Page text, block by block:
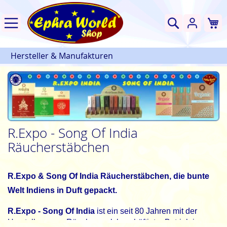
Suche
Hersteller & Manufakturen
R.Expo - Song Of India
Räucherstäbchen
R.Expo & Song Of India Räucherstäbchen, die bunte
Welt Indiens in Duft gepackt.
R.Expo - Song Of India ist ein seit 80 Jahren mit der
Herstellung von Räucherwerk beschäftigter Betrieb in